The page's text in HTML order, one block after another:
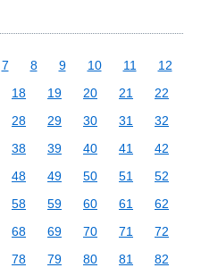
7 8 9 10 11
12
18 19 20 21
22
28 29 30 31
32
38 39 40 41
42
48 49 50 51
52
58 59 60 61
62
68 69 70 71
72
78 79 80 81
82